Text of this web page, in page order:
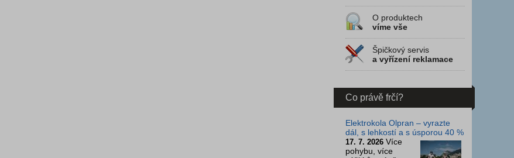
O produktech
víme vše
Špičkový servis
a vyřízení reklamace
Co právě frčí?
Elektrokola Olpran – vyrazte
dál, s lehkostí a s úsporou 40 %
17. 7. 2026 Více
pohybu, více